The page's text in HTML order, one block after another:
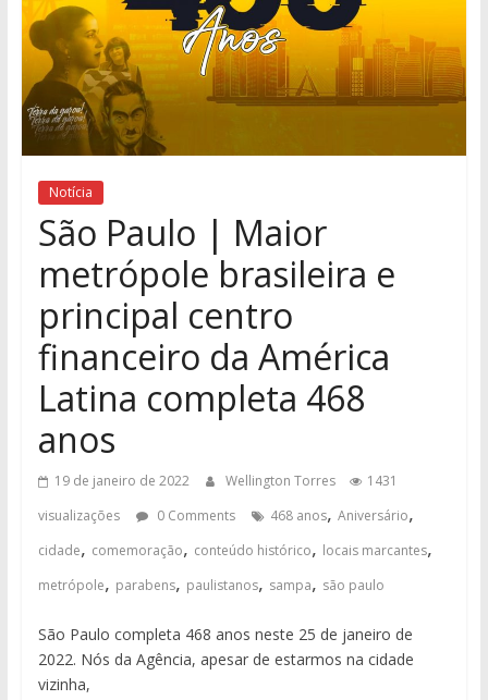
Notícia
São Paulo | Maior
metrópole brasileira e
principal centro
financeiro da América
Latina completa 468
anos
19 de janeiro de 2022 Wellington Torres
1431
visualizações
0 Comments 468 anos, Aniversário,
cidade, comemoração, conteúdo histórico, locais marcantes,
metrópole, parabens, paulistanos, sampa, são paulo
São Paulo completa 468 anos neste 25 de janeiro de
2022. Nós da Agência, apesar de estarmos na cidade
vizinha,